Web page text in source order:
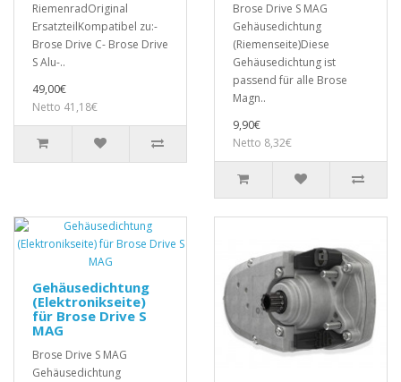
RiemenradOriginal
ErsatzteilKompatibel zu:-
Brose Drive C- Brose Drive
S Alu-..
49,00€
Netto 41,18€
Brose Drive S MAG
Gehäusedichtung
(Riemenseite)Diese
Gehäusedichtung ist
passend für alle Brose
Magn..
9,90€
Netto 8,32€
Gehäusedichtung
(Elektronikseite)
für Brose Drive S
MAG
Brose Drive S MAG
Gehäusedichtung